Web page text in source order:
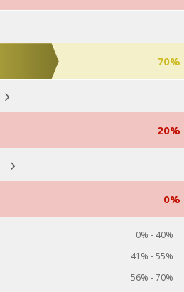
70%
20%
0%
0% - 40%
41% - 55%
56% - 70%